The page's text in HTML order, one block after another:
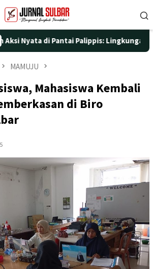
di Pantai Palippis: Lingkungan dan
MAMUJU
Mahasiswa Kembali
di Biro